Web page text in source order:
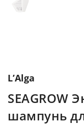
L’Alga
SEAGROW
шампунь